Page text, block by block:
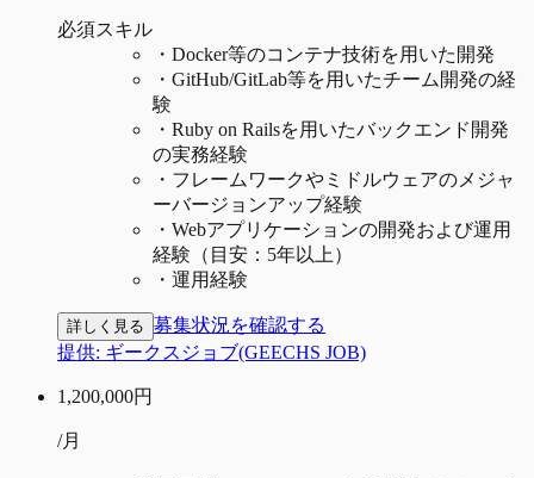
必須スキル
・ Docker等のコンテナ技術を用いた開発
・ GitHub/GitLab等を用いたチーム開発の経
験
・ Ruby on Railsを用いたバックエンド開発
の実務経験
・ フレームワークやミドルウェアのメジャ
ーバージョンアップ経験
・ Webアプリケーションの開発および運用
経験（目安：5年以上）
・ 運用経験
詳しく見る 募集状況を確認する
提供: ギークスジョブ(GEECHS JOB)
1,200,000円
/月